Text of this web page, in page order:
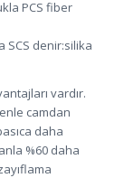
PCS fiber
SCS denir:silika
vardır.
camdan
daha
%60 daha